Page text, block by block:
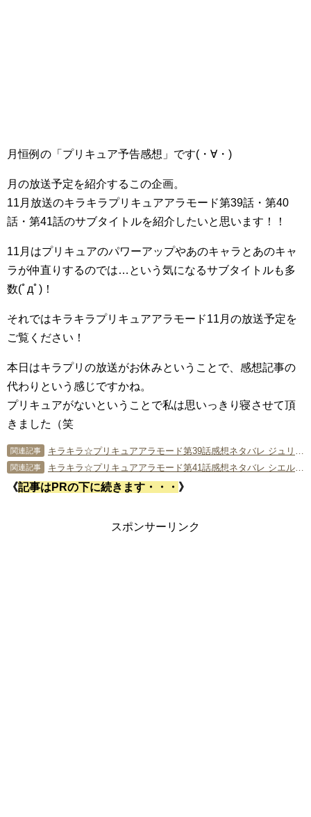
月恒例の「プリキュア予告感想」です(・∀・)
月の放送予定を紹介するこの企画。
11月放送のキラキラプリキュアアラモード第39話・第40
話・第41話のサブタイトルを紹介したいと思います！！
11月はプリキュアのパワーアップやあのキャラとあのキャ
ラが仲直りするのでは…という気になるサブタイトルも多
数(ﾟдﾟ)！
それではキラキラプリキュアアラモード11月の放送予定を
ご覧ください！
本日はキラプリの放送がお休みということで、感想記事の
代わりという感じですかね。
プリキュアがないということで私は思いっきり寝させて頂
きました（笑
関連記事 キラキラ☆プリキュアアラモード第39話感想ネタバレ ジュリオ復活！ビブリーも活躍！？
関連記事 キラキラ☆プリキュアアラモード第41話感想ネタバレ シエルとリオの兄弟愛！
《記事はPRの下に続きます・・・ 》
スポンサーリンク